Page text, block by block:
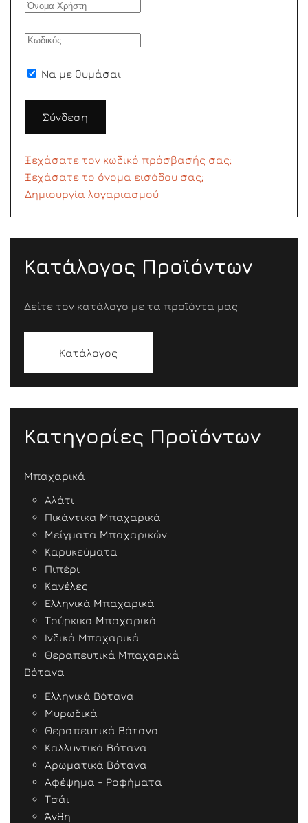
Να με θυμάσαι
Σύνδεση
Ξεχάσατε τον κωδικό πρόσβασής σας;
Ξεχάσατε το όνομα εισόδου σας;
Δημιουργία λογαριασμού
Κατάλογος Προϊόντων
Δείτε τον κατάλογο με τα προϊόντα μας
Κατάλογος
Κατηγορίες Προϊόντων
Μπαχαρικά
Αλάτι
Πικάντικα Μπαχαρικά
Μείγματα Μπαχαρικών
Καρυκεύματα
Πιπέρι
Κανέλες
Ελληνικά Μπαχαρικά
Τούρκικα Μπαχαρικά
Ινδικά Μπαχαρικά
Θεραπευτικά Μπαχαρικά
Βότανα
Ελληνικά Βότανα
Μυρωδικά
Θεραπευτικά Βότανα
Καλλυντικά Βότανα
Αρωματικά Βότανα
Αφέψημα - Ροφήματα
Τσάι
Άνθη